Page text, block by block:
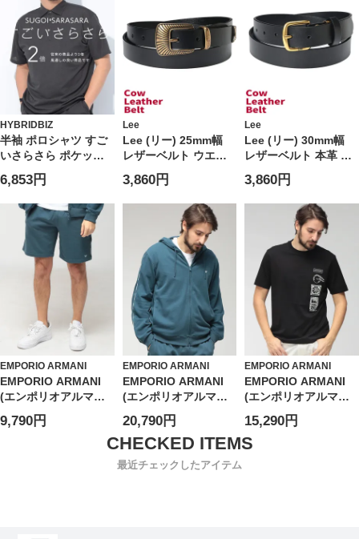
HYBRIDBIZ
半袖 ポロシャツ すご
いさらさら ポケット
トップス 無地 涼しい
春 夏 大きいサイズ メ
ンズ ビジネス
6,853円
Lee
Lee (リー) 25mm幅
レザーベルト ウエス
タン ゴールド ピンバ
ックル 本革 ユニセッ
クス 0120599G
3,860円
Lee
Lee (リー) 30mm幅
レザーベルト 本革 ゴ
ールドバックル ミニ
ロゴ ユニセックス
120597
3,860円
EMPORIO ARMANI
EMPORIO ARMANI
(エンポリオアルマー
ニ) メンズ ショートパ
ンツ ロゴテープ ウエ
9,790円
EMPORIO ARMANI
EMPORIO ARMANI
(エンポリオアルマー
ニ) メンズ パーカー
長袖 ロゴテープ フル
ジップ
EAUEM653AF18887
20,790円
EMPORIO ARMANI
EMPORIO ARMANI
(エンポリオアルマー
ニ) メンズ Tシャツ 半
袖 プリント＆刺繍 ク
ルーネック カットソ
15,290円
最近チェックしたアイテム